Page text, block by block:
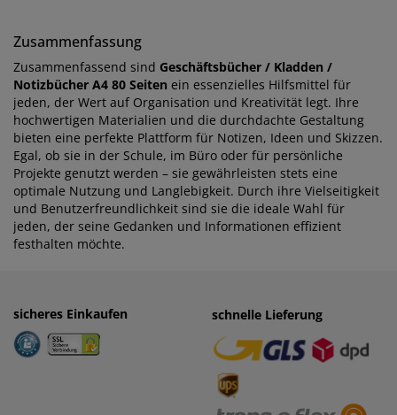
Zusammenfassung
Zusammenfassend sind Geschäftsbücher / Kladden /
Notizbücher A4 80 Seiten ein essenzielles Hilfsmittel für
jeden, der Wert auf Organisation und Kreativität legt. Ihre
hochwertigen Materialien und die durchdachte Gestaltung
bieten eine perfekte Plattform für Notizen, Ideen und Skizzen.
Egal, ob sie in der Schule, im Büro oder für persönliche
Projekte genutzt werden – sie gewährleisten stets eine
optimale Nutzung und Langlebigkeit. Durch ihre Vielseitigkeit
und Benutzerfreundlichkeit sind sie die ideale Wahl für
jeden, der seine Gedanken und Informationen effizient
festhalten möchte.
sicheres Einkaufen einfaches Zahlen
· Rechnung
· Vorkasse
schnelle Lieferung